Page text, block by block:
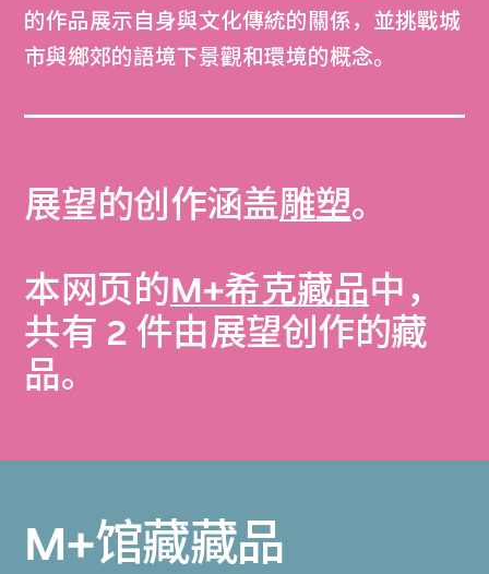
的作品展示自身與文化傳統的關係，並挑戰城
市與鄉郊的語境下景觀和環境的概念。
展望的创作涵盖雕塑。
本网页的M+希克藏品中，
共有 2 件由展望创作的藏
品。
M+馆藏藏品